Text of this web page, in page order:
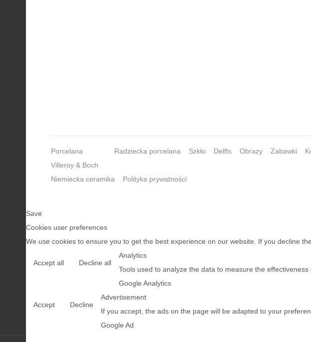
Porcelana
Villeroy & Boch
Radziecka porcelana Szkło Delfts Obrazy Zabawki
Niemiecka ceramika
Polityka prywatności
Save
Cookies user preferences
We use cookies to ensure you to get the best experience on our website. If you decline
Accept all Decline all
Analytics
Tools used to analyze the data to measure the
Google Analytics
Accept Decline
Advertisement
If you accept, the ads on the page will be adapted to your
Google Ad